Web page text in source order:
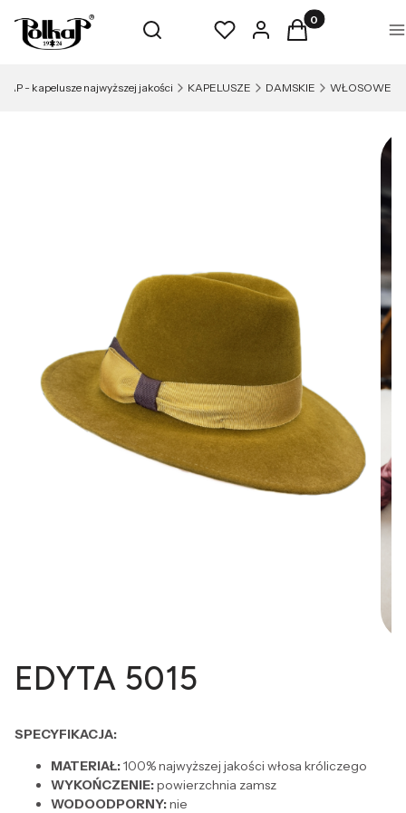
Otwórz wyszukiwarkę
Szukaj UlubioneZaloguj sięProdukty w
Koszyk
- kapelusze najwyższej jakości KAPELUSZE DAMSKIE WŁOSOWE
EDYTA 5015
SPECYFIKACJA:
MATERIAŁ:100% najwyższej jakości włosa króliczego
WYKOŃCZENIE:powierzchnia zamsz
WODOODPORNY:nie